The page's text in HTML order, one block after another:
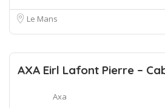
Le Mans
AXA Eirl Lafont Pierre –
Axa